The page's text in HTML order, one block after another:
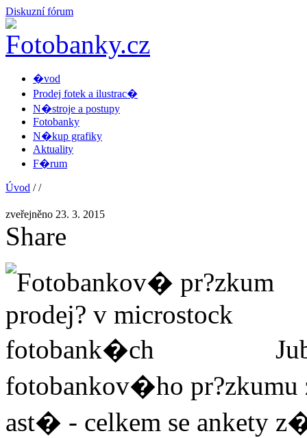
Diskuzní fórum
�vod
Prodej fotek a ilustrac�
N�stroje a postupy
Fotobanky
N�kup grafiky
Aktuality
F�rum
Úvod //
zveřejněno 23. 3. 2015
Share
fotobankov�ho
ast� - celkem se ankety